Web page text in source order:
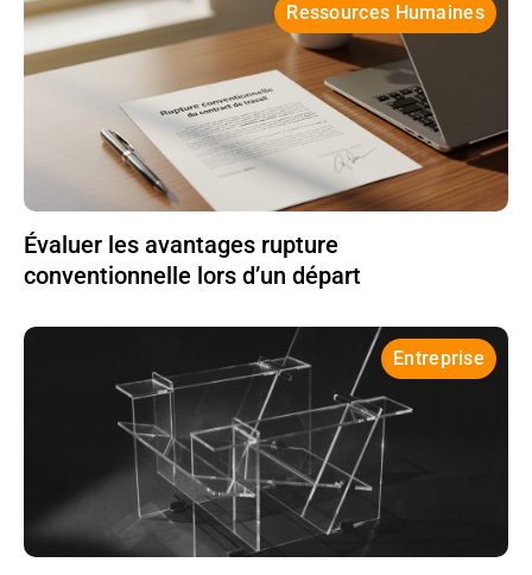
Ressources Humaines
Évaluer les avantages rupture
conventionnelle lors d’un départ
Entreprise